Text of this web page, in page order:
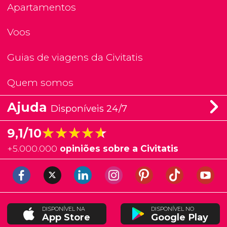
Apartamentos
Voos
Guias de viagens da Civitatis
Quem somos
Ajuda Disponíveis 24/7
9,1/10★★★★★
★★★★★
+5.000.000 opiniões sobre a Civitatis
DISPONÍVEL NA
App Store
DISPONÍVEL NO
Google Play